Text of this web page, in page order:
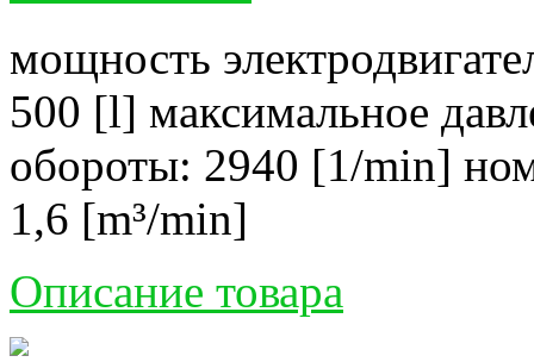
мощность
500 [l] максимальное
обороты: 2940 [1/min]
1,6 [m³/min]
Описание товара